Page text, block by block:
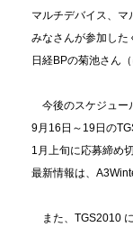
マルチデバイス、
みなさんが参加した
日経BPの菊池さん
今後のスケジュー
9月16日～19日の
1月上旬に応募締め
最新情報は、
また、TGS2010